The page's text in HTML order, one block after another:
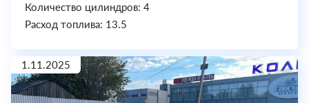
Количество цилиндров: 4
Расход топлива: 13.5
1.11.2025